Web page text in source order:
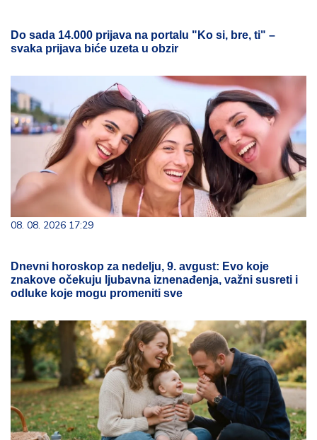
Do sada 14.000 prijava na portalu "Ko si, bre, ti" –
svaka prijava biće uzeta u obzir
08. 08. 2026 17:29
Dnevni horoskop za nedelju, 9. avgust: Evo koje
znakove očekuju ljubavna iznenađenja, važni susreti i
odluke koje mogu promeniti sve